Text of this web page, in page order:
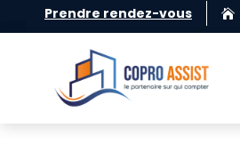
Prendre rendez-vous 